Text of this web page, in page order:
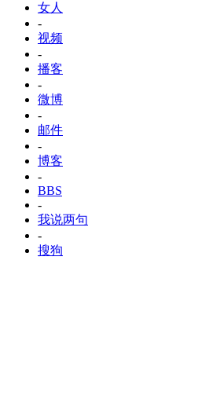
女人
-
视频
-
播客
-
微博
-
邮件
-
博客
-
BBS
-
我说两句
-
搜狗